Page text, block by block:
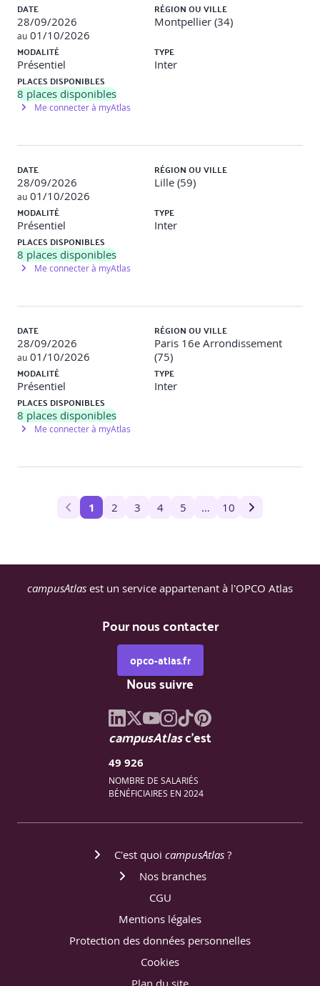
Après-midi : Mise en perspective et
recommandations pratiques
Module 8 : Conclusion et Évaluation Finale (3h)
Test de connaissances pour évaluer les compétences
acquises.
Feedback sur la formation et recommandations pour la
pratique continue.
Exposés théoriques pour expliquer les concepts
fondamentaux et avancés de la cryptographie.
Ateliers pratiques pour appliquer directement les
blockchain.
Études de cas pour illustrer les applications réelles de la
cryptographie dans la sécurité des blockchains.
Discussions en groupe pour renforcer la compréhension
et encourager l'interaction entre les participants.
DATE
28/09/2026
au 01/10/2026
RÉGION OU VILLE
Montpellier (34)
MODALITÉ
Présentiel
TYPE
Inter
PLACES DISPONIBLES
8 places disponibles
Me connecter à myAtlas
DATE
28/09/2026
au 01/10/2026
RÉGION OU VILLE
Lille (59)
MODALITÉ
Présentiel
TYPE
Inter
PLACES DISPONIBLES
8 places disponibles
Me connecter à myAtlas
DATE
28/09/2026
au 01/10/2026
RÉGION OU VILLE
Paris 16e Arrondissement
(75)
MODALITÉ
Présentiel
TYPE
Inter
PLACES DISPONIBLES
8 places disponibles
Me connecter à myAtlas
1 2 3 4 5 … 10
campusAtlas est un service appartenant à l'OPCO Atlas
Pour nous contacter
opco-atlas.fr
Nous suivre
campusAtlasc'est
49 926
NOMBRE DE SALARIÉS
BÉNÉFICIAIRES EN 2024
C'est quoi campusAtlas ?
Nos branches
CGU
Mentions légales
Protection des données personnelles
Cookies